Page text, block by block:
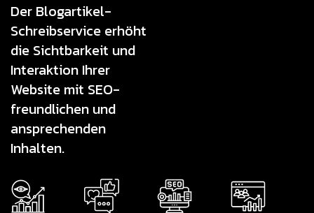
Der Blogartikel-
Schreibservice erhöht
die Sichtbarkeit und
Interaktion Ihrer
Website mit SEO-
freundlichen und
ansprechenden
Inhalten.